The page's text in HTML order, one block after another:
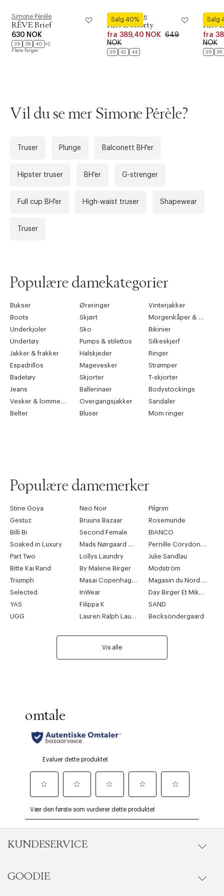
Simone Pérèle
RÊVE Brief
630 NOK
36 38 40 +2
Flere farger
Salg 40%
Simone Pérèle
RÊVE Shorty
fra 389,40 NOK 649
NOK
36 42 44
Salg
fra
NOK
36 38
Vil du se mer Simone Pérèle?
Truser Plunge Balconett BH'er
Hipster truser BH'er G-strenger
Full cup BH'er High-waist truser Shapewear
Truser
Populære damekategorier
Bukser Øreringer
Vinterjakker
Boots
Skjørt
Morgenkåper & kimonoer
Underkjoler
Sko
Bikinier
Undertøy
Pumps & stilettos
Silkeskjerf
Jakker & frakker
Halskjeder
Ringer
Espadrillos
Magevesker
Strømper
Badetøy
Skjorter
T-skjorter
Jeans
Ballerinaer
Bodystockings
Vesker & lommebøker
Overgangsjakker
Sandaler
Belter
Bluser Mom ringer
Populære damemerker
Stine Goya Neo Noir
Pilgrim
Gestuz
Bruuns Bazaar
Rosemunde
Billi Bi
Second Female
BIANCO
Soaked in Luxury
Mads Nørgaard Copenhagen
Pernille Corydon Jewellery
Part Two
Lollys Laundry
Julie Sandlau
Bitte Kai Rand
By Malene Birger
Modström
Triumph
Masai Copenhagen
Magasin du Nord Collection
Selected
InWear
Day Birger Et Mikkelsen
YAS
Filippa K
SAND
UGG
Lauren Ralph Lauren Becksöndergaard
Vis alle
KUNDESERVICE
Gå til kundeservice
GOODIE